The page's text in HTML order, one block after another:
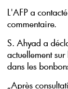
L'AFP a
commentaire.
S. Ahyad a
actuellement
dans les
„Après